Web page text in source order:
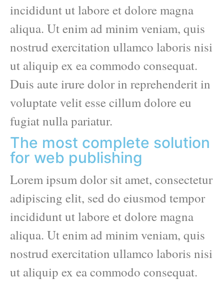
incididunt ut labore et dolore magna
aliqua. Ut enim ad minim veniam, quis
nostrud exercitation ullamco laboris nisi
ut aliquip ex ea commodo consequat.
Duis aute irure dolor in reprehenderit in
voluptate velit esse cillum dolore eu
fugiat nulla pariatur.
The most complete solution
for web publishing
Lorem ipsum dolor sit amet, consectetur
adipiscing elit, sed do eiusmod tempor
incididunt ut labore et dolore magna
aliqua. Ut enim ad minim veniam, quis
nostrud exercitation ullamco laboris nisi
ut aliquip ex ea commodo consequat.